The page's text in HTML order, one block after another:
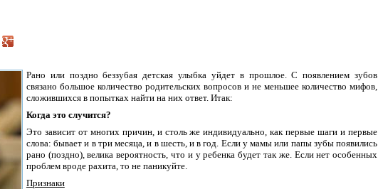
Рано или поздно беззубая детская улыбка уйдет в прошлое. С появлением зубов
связано большое количество родительских вопросов и не меньшее количество мифов,
сложившихся в попытках найти на них ответ. Итак:
Когда это случится?
Это зависит от многих причин, и столь же индивидуально, как первые шаги и первые
слова: бывает и в три месяца, и в шесть, и в год. Если у мамы или папы зубы появились
рано (поздно), велика вероятность, что и у ребенка будет так же. Если нет особенных
проблем вроде рахита, то не паникуйте.
Признаки